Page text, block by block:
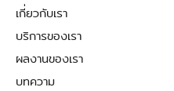
เกี่ยวกับเรา
บริการของเรา
ผลงานของเรา
บทความ